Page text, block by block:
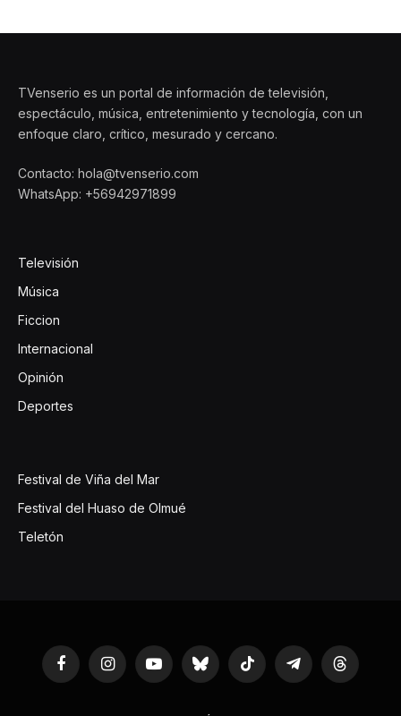
TVenserio es un portal de información de televisión,
espectáculo, música, entretenimiento y tecnología, con un
enfoque claro, crítico, mesurado y cercano.
Contacto: hola@tvenserio.com
WhatsApp: +56942971899
Televisión
Música
Ficcion
Internacional
Opinión
Deportes
Festival de Viña del Mar
Festival del Huaso de Olmué
Teletón
FacebookInstagramYouTubeBluesky TikTok TelegramThreads